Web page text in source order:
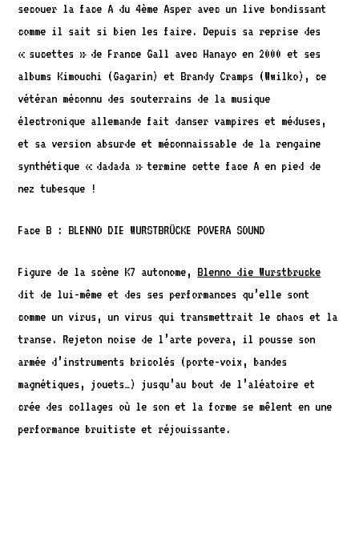
secouer la face A du 4ème Asper avec un live bondissant
comme il sait si bien les faire. Depuis sa reprise des
« sucettes » de France Gall avec Hanayo en 2000 et ses
albums Kimouchi (Gagarin) et Brandy Cramps (Wwilko), ce
vétéran méconnu des souterrains de la musique
électronique allemande fait danser vampires et méduses,
et sa version absurde et méconnaissable de la rengaine
synthétique « dadada » termine cette face A en pied de
nez tubesque !
Face B : BLENNO DIE WURSTBRÜCKE POVERA SOUND
Figure de la scène K7 autonome, Blenno die Wurstbrucke
dit de lui-même et des ses performances qu’elle sont
comme un virus, un virus qui transmettrait le chaos et la
transe. Rejeton noise de l’arte povera, il pousse son
armée d’instruments bricolés (porte-voix, bandes
magnétiques, jouets…) jusqu’au bout de l’aléatoire et
crée des collages où le son et la forme se mêlent en une
performance bruitiste et réjouissante.